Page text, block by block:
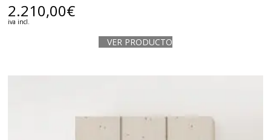
2.210,00€
iva incl.
VER PRODUCTO